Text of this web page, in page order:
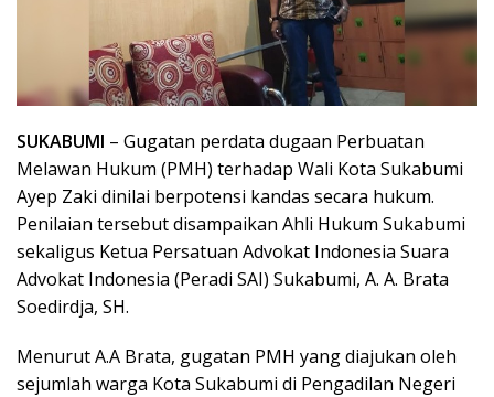
SUKABUMI – Gugatan perdata dugaan Perbuatan
Melawan Hukum (PMH) terhadap Wali Kota Sukabumi
Ayep Zaki dinilai berpotensi kandas secara hukum.
Penilaian tersebut disampaikan Ahli Hukum Sukabumi
sekaligus Ketua Persatuan Advokat Indonesia Suara
Advokat Indonesia (Peradi SAI) Sukabumi, A. A. Brata
Soedirdja, SH.
Menurut A.A Brata, gugatan PMH yang diajukan oleh
sejumlah warga Kota Sukabumi di Pengadilan Negeri